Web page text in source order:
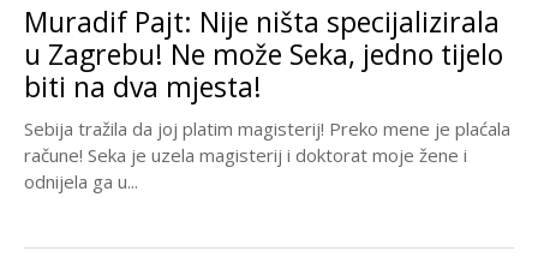
Muradif Pajt: Nije ništa specijalizirala
u Zagrebu! Ne može Seka, jedno tijelo
biti na dva mjesta!
Sebija tražila da joj platim magisterij! Preko mene je plaćala
račune! Seka je uzela magisterij i doktorat moje žene i
odnijela ga u...